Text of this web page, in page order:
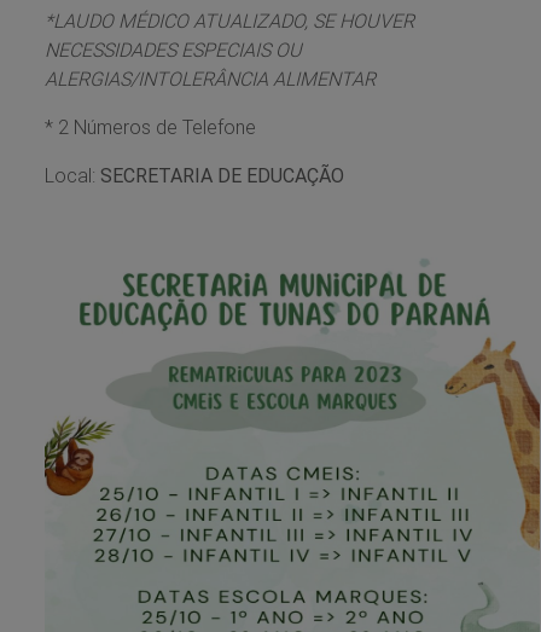
*LAUDO MÉDICO ATUALIZADO, SE HOUVER
NECESSIDADES ESPECIAIS OU
ALERGIAS/INTOLERÂNCIA ALIMENTAR
* 2 Números de Telefone
Local: SECRETARIA DE EDUCAÇÃO